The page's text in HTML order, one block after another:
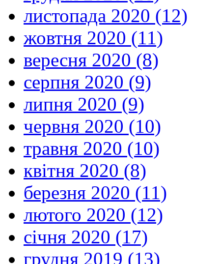
листопада 2020 (12)
жовтня 2020 (11)
вересня 2020 (8)
серпня 2020 (9)
липня 2020 (9)
червня 2020 (10)
травня 2020 (10)
квітня 2020 (8)
березня 2020 (11)
лютого 2020 (12)
січня 2020 (17)
грудня 2019 (13)